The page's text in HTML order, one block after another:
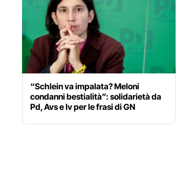
“Schlein va impalata? Meloni
condanni bestialità”: solidarietà da
Pd, Avs e Iv per le frasi di GN